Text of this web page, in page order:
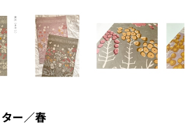
ー／春